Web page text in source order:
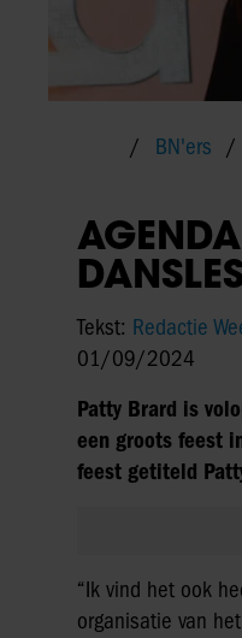
BN'ers
Tekst: Redactie
01/09/2024
Patty Brard is
een groots feest
feest getiteld
“Ik vind het ook
organisatie van